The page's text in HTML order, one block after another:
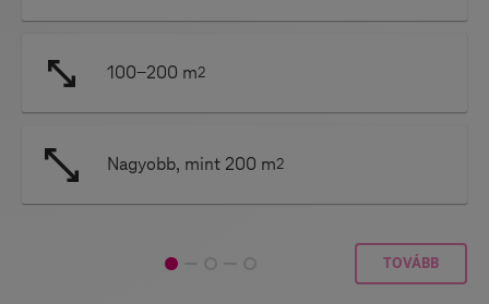
100-200 m2
Nagyobb, mint 200 m2
TOVÁBB